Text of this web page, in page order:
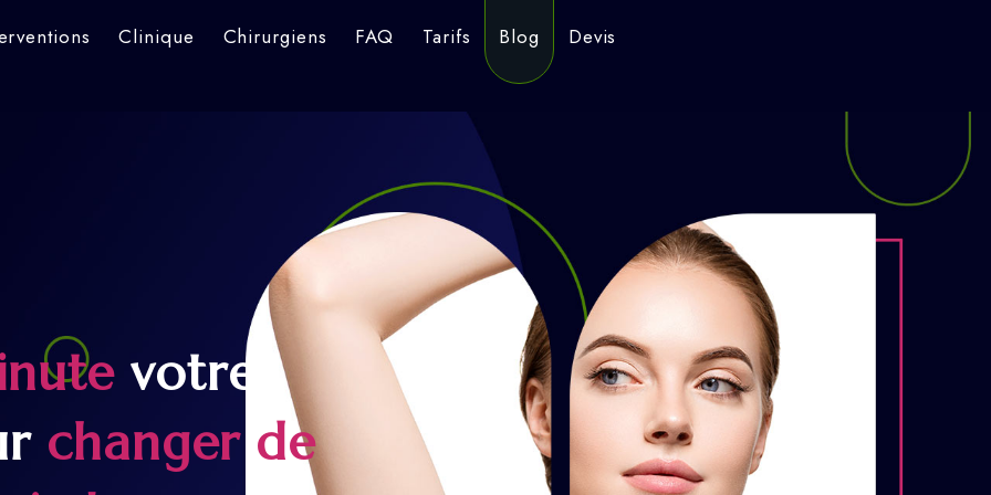
Clinique Chirurgiens FAQ Tarifs Blog Devis
votre
changer de